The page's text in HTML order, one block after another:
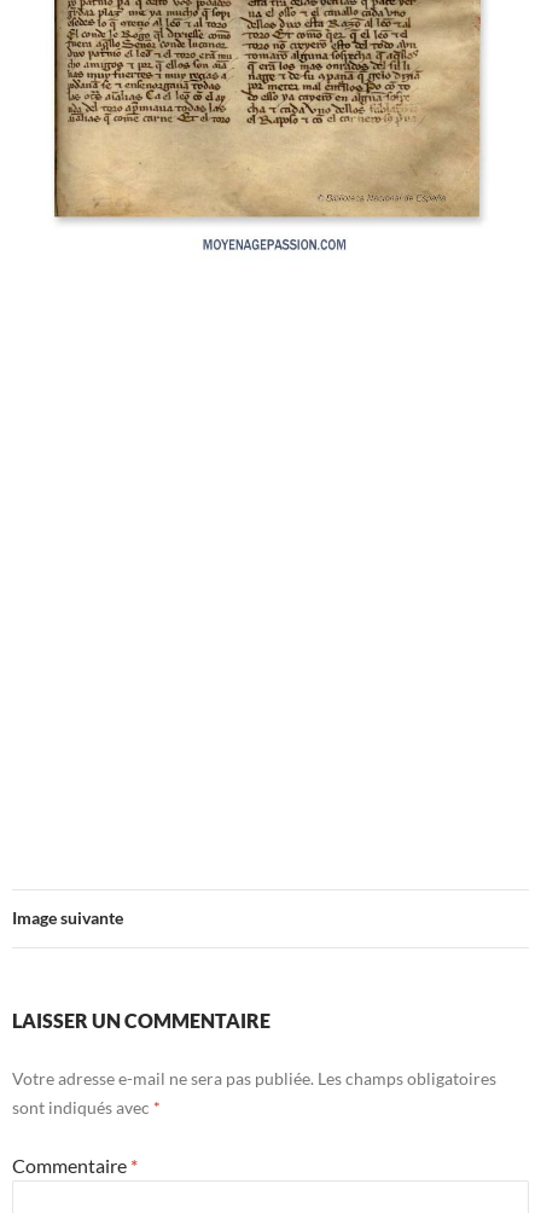
Image suivante
LAISSER UN COMMENTAIRE
Votre adresse e-mail ne sera pas publiée. Les champs obligatoires
sont indiqués avec *
Commentaire *